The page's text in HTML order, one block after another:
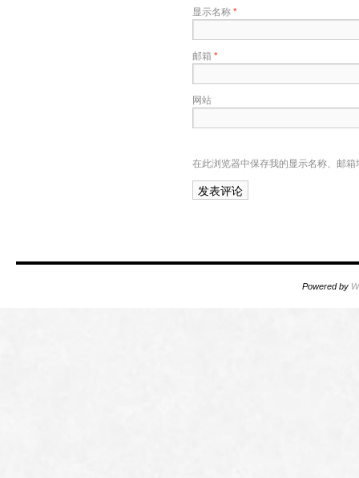
显示名称*
邮箱 *
网站
在此浏览器中保存我的显示名称、邮
Powered by